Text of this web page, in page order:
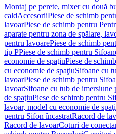
Montaj pe perete, mixer cu două
caldAccesoriiPiese de schimb
lavoarPiese de schimb pentru
aparate pentru zona de spălare,
pentru lavoarePiese de schimb
tip PPiese de schimb pentru
economie de spaţiuPiese de
cu economie de spaţiuSifoane cu
lavoarPiese de schimb pentru
lavoarSifoane cu tub de imersiune
de spaţiuPiese de schimb pentru
lavoar, model cu economie de
pentru Sifon încastratRacord de
Racord de lavoarCoturi de